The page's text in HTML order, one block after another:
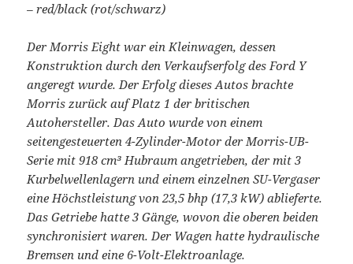
– red/black (rot/schwarz)
Der Morris Eight war ein Kleinwagen, dessen
Konstruktion durch den Verkaufserfolg des Ford Y
angeregt wurde. Der Erfolg dieses Autos brachte
Morris zurück auf Platz 1 der britischen
Autohersteller.Das Auto wurde von einem
seitengesteuerten 4-Zylinder-Motor der Morris-UB-
Serie mit 918 cm³ Hubraum angetrieben, der mit 3
Kurbelwellenlagern und einem einzelnen SU-Vergaser
eine Höchstleistung von 23,5 bhp (17,3 kW) ablieferte.
Das Getriebe hatte 3 Gänge, wovon die oberen beiden
synchronisiert waren. Der Wagen hatte hydraulische
Bremsen und eine 6-Volt-Elektroanlage.